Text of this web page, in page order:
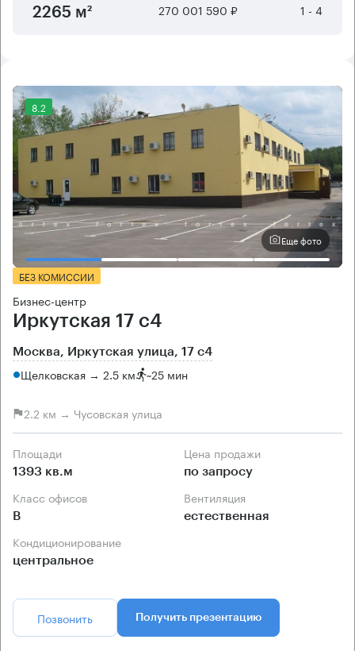
2265 м² 270 001 590 ₽ 1 - 4
8.2
Еще фото
БЕЗ КОМИССИИ
Бизнес-центр
Иркутская 17 с4
Москва, Иркутская улица, 17 с4
Щелковская → 2.5 км ~25 мин
2.2 км → Чусовская улица
Площади
1393 кв.м
Цена продажи
по запросу
Класс офисов
B
Вентиляция
естественная
Кондиционирование
центральное
Позвонить Получить презентацию